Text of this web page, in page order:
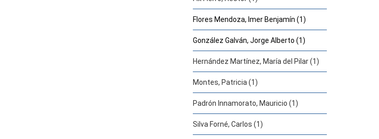
Flores Mendoza, Imer Benjamín (1)
González Galván, Jorge Alberto (1)
Hernández Martínez, María del Pilar (1)
Montes, Patricia (1)
Padrón Innamorato, Mauricio (1)
Silva Forné, Carlos (1)